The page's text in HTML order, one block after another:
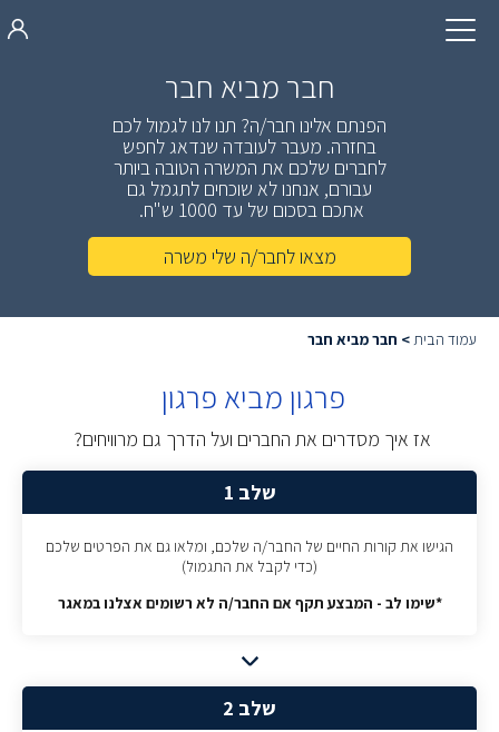
חבר מביא חבר
הפנתם אלינו חבר/ה? תנו לנו לגמול לכם
בחזרה. מעבר לעובדה שנדאג לחפש
לחברים שלכם את המשרה הטובה ביותר
עבורם, אנחנו לא שוכחים לתגמל גם
אתכם בסכום של עד 1000 ש"ח.
מצאו לחבר/ה שלי משרה
עמוד הבית> חבר מביא חבר
פרגון מביא פרגון
אז איך מסדרים את החברים ועל הדרך גם מרוויחים?
שלב 1
הגישו את קורות החיים של החבר/ה שלכם, ומלאו גם את הפרטים שלכם
(כדי לקבל את התגמול)
*שימו לב - המבצע תקף אם החבר/ה לא רשומים אצלנו במאגר
שלב 2